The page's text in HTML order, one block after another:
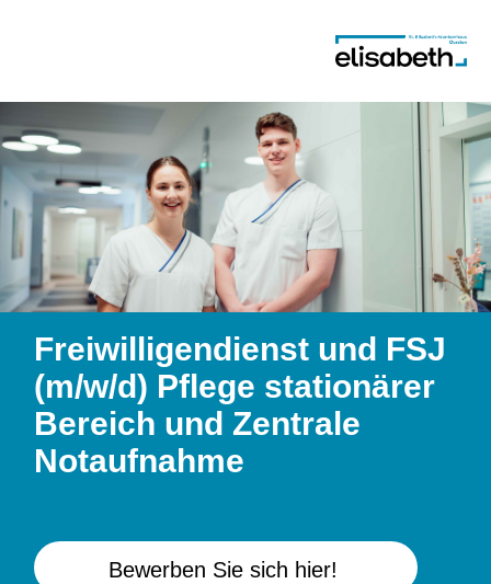
Freiwilligendienst und FSJ
(m/w/d) Pflege stationärer
Bereich und Zentrale
Notaufnahme
Bewerben Sie sich hier!